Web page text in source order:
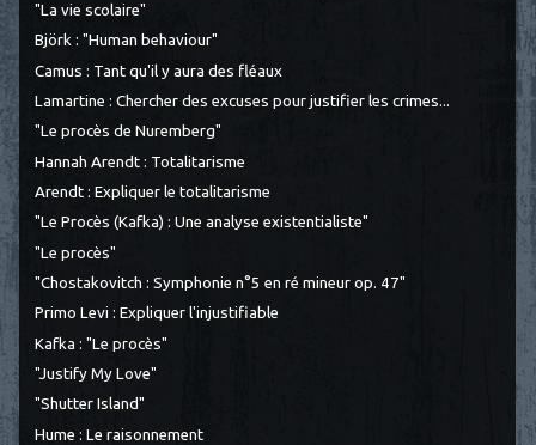
"La vie scolaire"
Björk : "Human behaviour"
Camus : Tant qu'il y aura des fléaux
Lamartine : Chercher des excuses pour justifier les crimes...
"Le procès de Nuremberg"
Hannah Arendt : Totalitarisme
Arendt : Expliquer le totalitarisme
"Le Procès (Kafka) : Une analyse existentialiste"
"Le procès"
"Chostakovitch : Symphonie n°5 en ré mineur op. 47"
Primo Levi : Expliquer l'injustifiable
Kafka : "Le procès"
"Justify My Love"
"Shutter Island"
Hume : Le raisonnement